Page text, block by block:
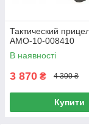
Тактический
AMO-10-008410
В наявності
3 870 ₴ 4 300 ₴
Купити